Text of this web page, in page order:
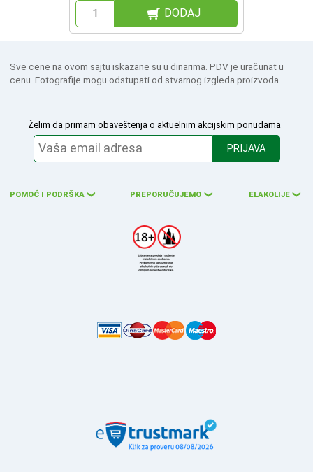
DODAJ
Sve cene na ovom sajtu iskazane su u dinarima. PDV je uračunat u
cenu. Fotografije mogu odstupati od stvarnog izgleda proizvoda.
Želim da primam obaveštenja o aktuelnim akcijskim ponudama
PRIJAVA
POMOĆ I PODRŠKA ❮ PREPORUČUJEMO ❮ ELAKOLIJE ❮